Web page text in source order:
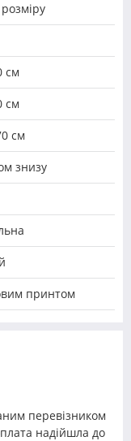
см
см
см
знизу
принтом
перевізником
надійшла до